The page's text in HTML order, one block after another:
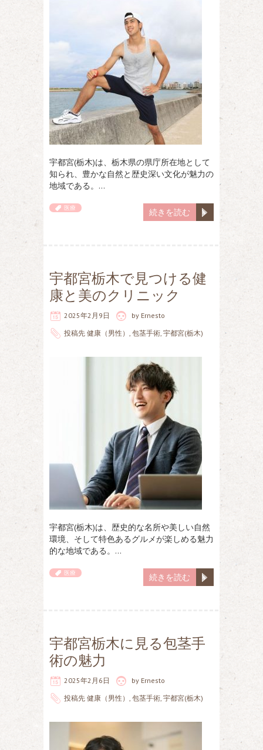
宇都宮(栃木)は、栃木県の県庁所在地として
知られ、豊かな自然と歴史深い文化が魅力の
地域である。…
続きを読む
医療
宇都宮栃木で見つける健
康と美のクリニック
2025年2月9日 by Ernesto
投稿先 健康（男性） , 包茎手術, 宇都宮(栃木)
宇都宮(栃木)は、歴史的な名所や美しい自然
環境、そして特色あるグルメが楽しめる魅力
的な地域である。…
続きを読む
医療
宇都宮栃木に見る包茎手
術の魅力
2025年2月6日 by Ernesto
投稿先 健康（男性） , 包茎手術, 宇都宮(栃木)